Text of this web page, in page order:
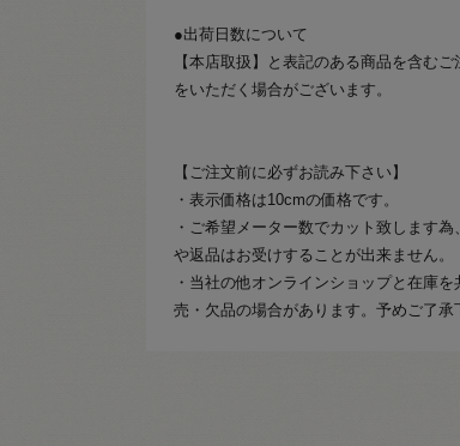
●出荷日数について
【本店取扱】と表記のある商品を含む
をいただく場合がございます。
【ご注文前に必ずお読み下さい】
・表示価格は10cmの価格です。
・ご希望メーター数でカット致します
や返品はお受けすることが出来ません。
・当社の他オンラインショップと在庫
売・欠品の場合があります。予めご了承